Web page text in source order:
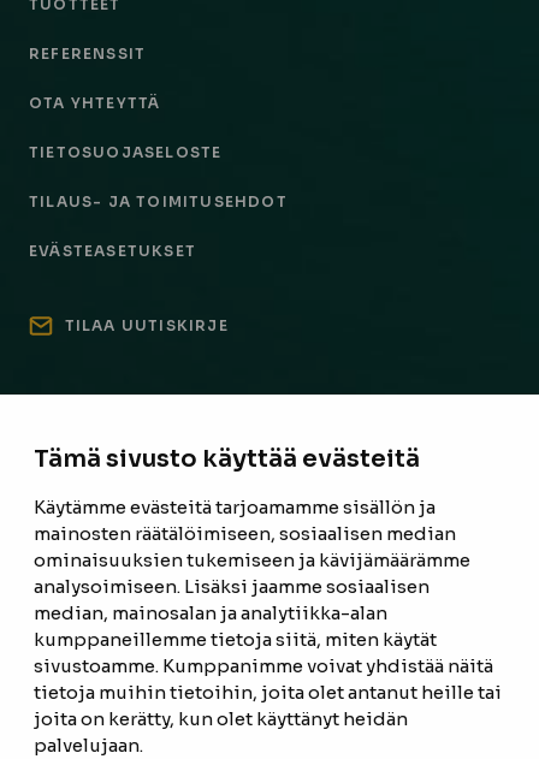
Tämä sivusto käyttää evästeitä
Käytämme evästeitä tarjoamamme sisällön ja
mainosten räätälöimiseen, sosiaalisen median
ominaisuuksien tukemiseen ja kävijämäärämme
analysoimiseen. Lisäksi jaamme sosiaalisen
median, mainosalan ja analytiikka-alan
kumppaneillemme tietoja siitä, miten käytät
sivustoamme. Kumppanimme voivat yhdistää näitä
tietoja muihin tietoihin, joita olet antanut heille tai
joita on kerätty, kun olet käyttänyt heidän
palvelujaan.
TUOTTEET
REFERENSSIT
OTA YHTEYTTÄ
TIETOSUOJASELOSTE
TILAUS- JA TOIMITUSEHDOT
EVÄSTEASETUKSET
TILAA UUTISKIRJE